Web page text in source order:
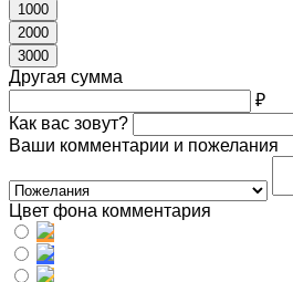
1000
2000
3000
Другая сумма
₽
Как вас зовут?
Ваши комментарии и пожелания
Цвет фона комментария